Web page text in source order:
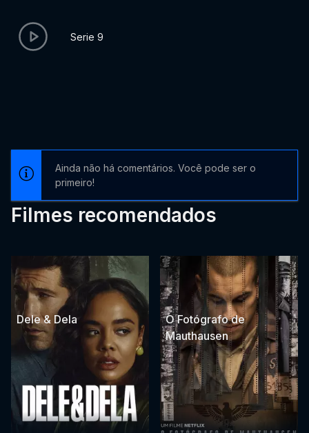
Serie 9
Ainda não há comentários. Você pode ser o
primeiro!
Filmes recomendados
Dele & Dela
O Fotógrafo de
Mauthausen